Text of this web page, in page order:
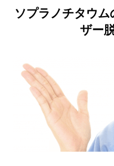
ソプラノチタウ
ザー